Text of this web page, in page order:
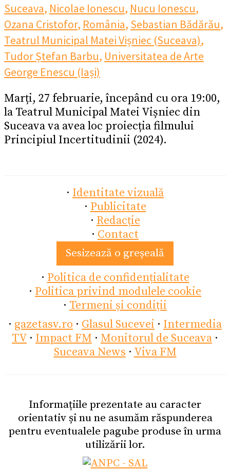
Suceava, Nicolae Ionescu, Nucu Ionescu,
Ozana Cristofor, România, Sebastian Bădărău,
Teatrul Municipal Matei Vișniec (Suceava),
Tudor Ștefan Barbu, Universitatea de Arte
George Enescu (Iași)
Marți, 27 februarie, începând cu ora 19:00,
la Teatrul Municipal Matei Vișniec din
Suceava va avea loc proiecția filmului
Principiul Incertitudinii (2024).
· Identitate vizuală
· Publicitate
· Redacție
· Contact
Sesizează o greșeală
· Politica de confidențialitate
· Politica privind modulele cookie
· Termeni și condiții
· gazetasv.ro · Glasul Sucevei · Intermedia
TV · Impact FM · Monitorul de Suceava ·
Suceava News · Viva FM
Informațiile prezentate au caracter
orientativ și nu ne asumăm răspunderea
pentru eventualele pagube produse în urma
utilizării lor.